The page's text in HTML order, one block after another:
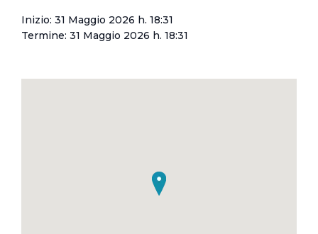
Inizio: 31 Maggio 2026 h. 18:31
Termine: 31 Maggio 2026 h. 18:31